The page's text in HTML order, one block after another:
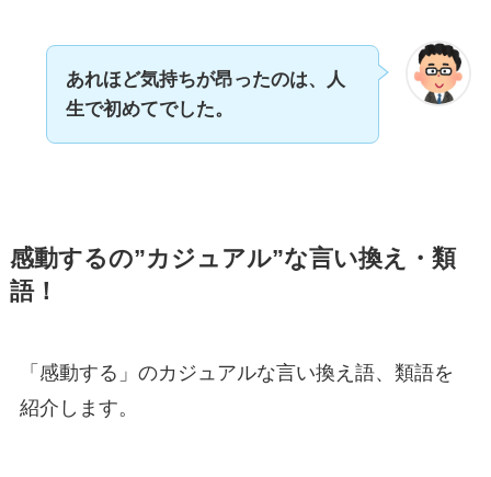
あれほど気持ちが昂ったのは、人
生で初めてでした。
感動するの”カジュアル”な言い換え・類
語！
「感動する」のカジュアルな言い換え語、類語を
紹介します。